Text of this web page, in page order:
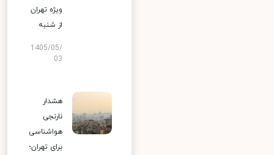
ویژه تهران
از شنبه
1405/05/
03
هشدار
نارنجی
هواشناسی
برای تهران؛